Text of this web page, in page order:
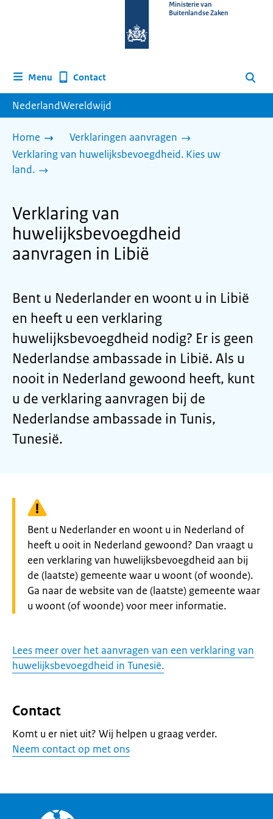
homepage
Ministerie van
Buitenlandse Zaken
Menu Contact Zoeken
NederlandWereldwijd
Home
Verklaringen aanvragen
Verklaring van huwelijksbevoegdheid. Kies uw
land.
Verklaring van
huwelijksbevoegdheid
aanvragen in Libië
Bent u Nederlander en woont u in Libië
en heeft u een verklaring
huwelijksbevoegdheid nodig? Er is geen
Nederlandse ambassade in Libië. Als u
nooit in Nederland gewoond heeft, kunt
u de verklaring aanvragen bij de
Nederlandse ambassade in Tunis,
Tunesië.
Waarschuwing:
Bent u Nederlander en woont u in Nederland of
heeft u ooit in Nederland gewoond? Dan vraagt u
een verklaring van huwelijksbevoegdheid aan bij
de (laatste) gemeente waar u woont (of woonde).
Ga naar de website van de (laatste) gemeente waar
u woont (of woonde) voor meer informatie.
Lees meer over het aanvragen van een verklaring van
huwelijksbevoegdheid in Tunesië.
Contact
Komt u er niet uit? Wij helpen u graag verder.
Neem contact op met ons